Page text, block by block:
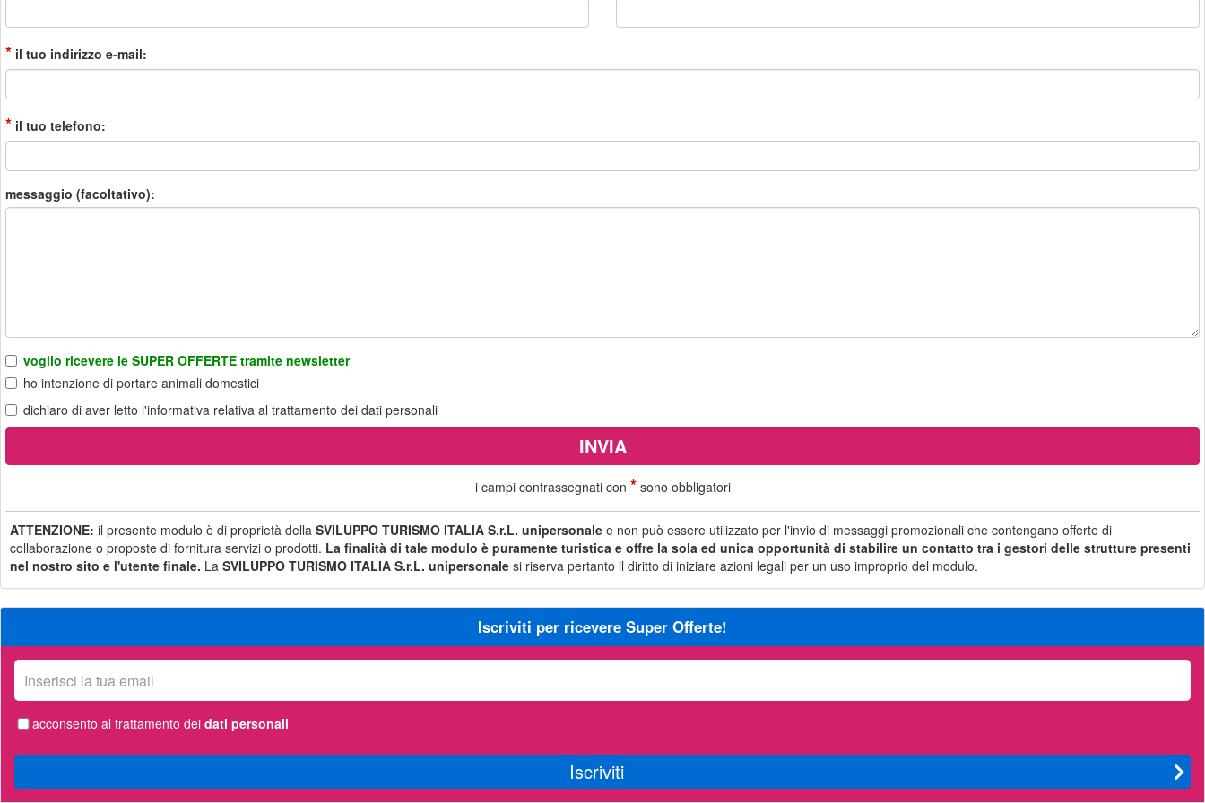
* il tuo indirizzo e-mail:
* il tuo telefono:
messaggio (facoltativo):
voglio ricevere le SUPER OFFERTE tramite newsletter
ho intenzione di portare animali domestici
dichiaro di aver letto l'informativa relativa al trattamento dei dati personali
i campi contrassegnati con *sono obbligatori
ATTENZIONE: il presente modulo è di proprietà della SVILUPPO TURISMO ITALIA S.r.L. unipersonale e non può essere utilizzato per l'invio di messaggi promozionali che contengano offerte di
collaborazione o proposte di fornitura servizi o prodotti. La finalità di tale modulo è puramente turistica e offre la sola ed unica opportunità di stabilire un contatto tra i gestori delle strutture presenti
nel nostro sito e l'utente finale. La SVILUPPO TURISMO ITALIA S.r.L. unipersonale si riserva pertanto il diritto di iniziare azioni legali per un uso improprio del modulo.
Iscriviti per ricevere Super Offerte!
La
tua
email
acconsento al trattamento dei dati personali
Iscriviti